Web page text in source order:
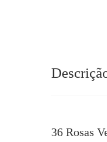
36 Rosas